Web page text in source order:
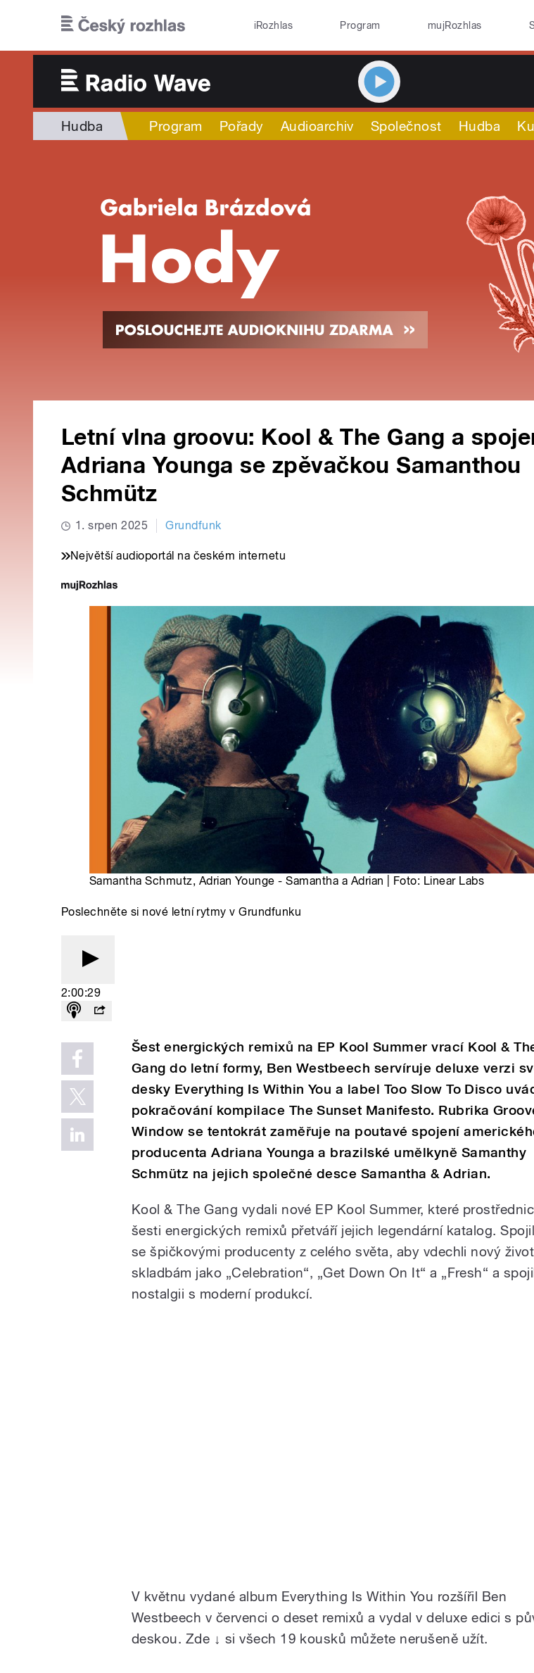
iRozhlas Program mujRozhlas
Hudba Program Pořady Audioarchiv Společnost Hudba
Letní vlna groovu: Kool & The Gang a
Adriana Younga se zpěvačkou Samanthou
Schmütz
1. srpen 2025 Grundfunk
Největší audioportál na českém internetu
Samantha Schmutz, Adrian Younge - Samantha a Adrian | Foto: Linear Labs
Poslechněte si nové letní rytmy v Grundfunku
2:00:29
Šest energických remixů na EP Kool Summer vrací Kool &
Gang do letní formy, Ben Westbeech servíruje deluxe verzi
desky Everything Is Within You a label Too Slow To Disco
pokračování kompilace The Sunset Manifesto. Rubrika
Window se tentokrát zaměřuje na poutavé spojení
producenta Adriana Younga a brazilské umělkyně Samanthy
Schmütz na jejich společné desce Samantha & Adrian.
Kool & The Gang vydali nové EP Kool Summer, které
šesti energických remixů přetváří jejich legendární katalog.
se špičkovými producenty z celého světa, aby vdechli nový život
skladbám jako „Celebration“, „Get Down On It“ a „Fresh“ a
nostalgii s moderní produkcí.
V květnu vydané album Everything Is Within You rozšířil Ben
Westbeech v červenci o deset remixů a vydal v deluxe edici s
deskou. Zde ↓ si všech 19 kousků můžete nerušeně užít.